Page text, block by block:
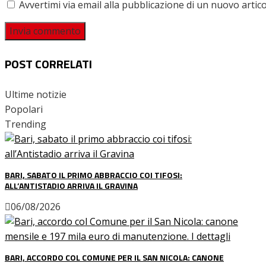
Avvertimi via email alla pubblicazione di un nuovo
POST CORRELATI
Ultime notizie
Popolari
Trending
BARI, SABATO IL PRIMO ABBRACCIO COI TIFOSI:
ALL’ANTISTADIO ARRIVA IL GRAVINA
06/08/2026
BARI, ACCORDO COL COMUNE PER IL SAN NICOLA: CANONE